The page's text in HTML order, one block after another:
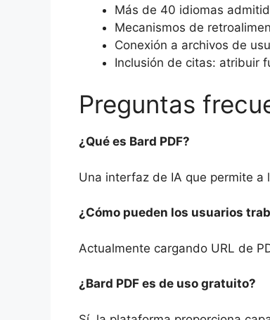
Más de 40 idiomas
Mecanismos de
Conexión a archivos de
Inclusión de citas: atribuir
Preguntas
¿Qué es Bard PDF?
Una interfaz de IA que permite a
¿Cómo pueden los usuarios
Actualmente cargando URL de
¿Bard PDF es de uso gratuito?